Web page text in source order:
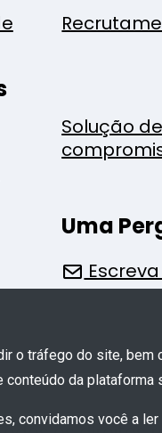
Solução
Uma
o tráfego do site, bem
da plataforma
convidamos você a